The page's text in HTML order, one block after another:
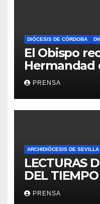
DIÓCESIS DE CÓRDOBA
El Obispo
Hermandad
PRENSA
ARCHIDIÓCESIS DE SEVILLA
LECTURAS
DEL
PRENSA